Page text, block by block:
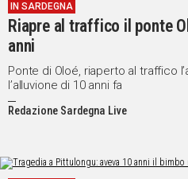
Social
IN SARDEGNA
Riapre al traffico il ponte
anni
Ponte di Oloé, riaperto al traffico
l’alluvione di 10 anni fa
Redazione Sardegna Live